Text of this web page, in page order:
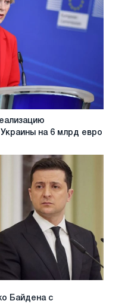
на 6 млрд евро
Байдена с